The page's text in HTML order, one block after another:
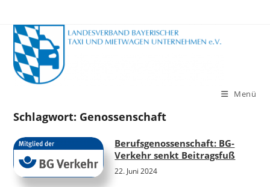
Inhalt
springen
Menü
Schlagwort: Genossenschaft
Berufsgenossenschaft: BG-
Verkehr senkt Beitragsfuß
22. Juni 2024